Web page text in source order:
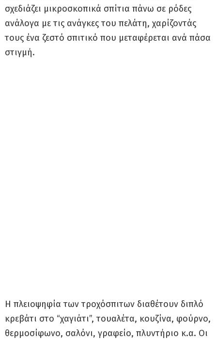
σχεδιάζει μικροσκοπικά σπίτια πάνω σε ρόδες
ανάλογα με τις ανάγκες του πελάτη, χαρίζοντάς
τους ένα ζεστό σπιτικό που μεταφέρεται ανά πάσα
στιγμή.
Η πλειοψηφία των τροχόσπιτων διαθέτουν διπλό
κρεβάτι στο “χαγιάτι”, τουαλέτα, κουζίνα, φούρνο,
θερμοσίφωνο, σαλόνι, γραφείο, πλυντήριο κ.α. Οι